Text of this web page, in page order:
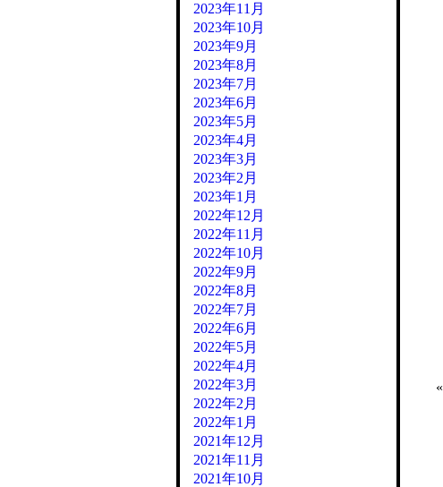
«
2023年11月
2023年10月
2023年9月
2023年8月
2023年7月
2023年6月
2023年5月
2023年4月
2023年3月
2023年2月
2023年1月
2022年12月
2022年11月
2022年10月
2022年9月
2022年8月
2022年7月
2022年6月
2022年5月
2022年4月
2022年3月
2022年2月
2022年1月
2021年12月
2021年11月
2021年10月